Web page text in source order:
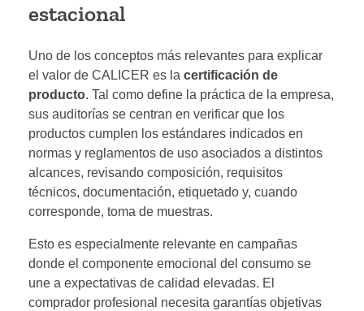
estacional
Uno de los conceptos más relevantes para explicar
el valor de CALICER es la certificación de
producto. Tal como define la práctica de la empresa,
sus auditorías se centran en verificar que los
productos cumplen los estándares indicados en
normas y reglamentos de uso asociados a distintos
alcances, revisando composición, requisitos
técnicos, documentación, etiquetado y, cuando
corresponde, toma de muestras.
Esto es especialmente relevante en campañas
donde el componente emocional del consumo se
une a expectativas de calidad elevadas. El
comprador profesional necesita garantías objetivas